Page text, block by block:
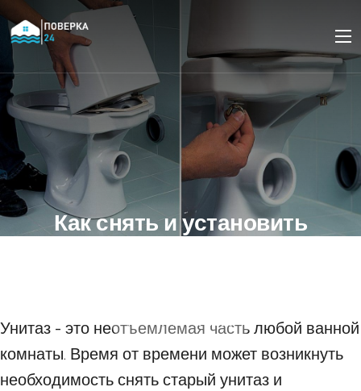
Как снять и установить
16 ОКТЯБРЯ 2023
Унитаз - это неотъемлемая часть любой ванной
комнаты. Время от времени может возникнуть
необходимость снять старый унитаз и